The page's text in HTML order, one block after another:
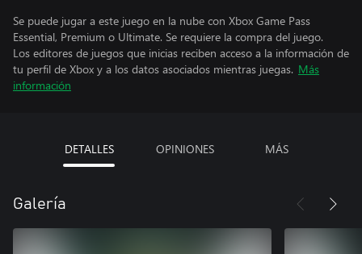
Se puede jugar a este juego en la nube con Xbox Game Pass
Essential, Premium o Ultimate. Se requiere la compra del juego.
Los editores de juegos que inicias reciben acceso a la información de
tu perfil de Xbox y a los datos asociados mientras juegas. Más
información
DETALLES OPINIONES MÁS
Galería